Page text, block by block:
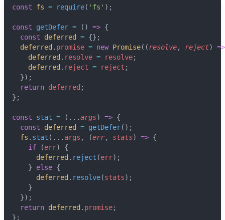
const fs = require( 'fs' );
const getDefer = () => {
const
deferred = {};
deferred . promise = new Promise((resolve, reject) =>
deferred . resolve = resolve;
deferred . reject = reject ;
  });
return deferred ;
};
const stat = (...args) => {
const
deferred = getDefer();
fs . stat (... args , (err, stats) => {
if (err) {
deferred . reject (err);
    }
else {
deferred . resolve(stats);
    }
  });
return deferred . promise;
};